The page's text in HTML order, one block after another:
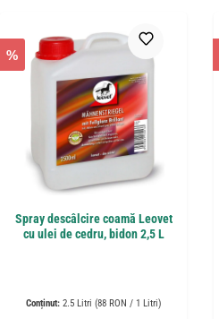
%
Spray descâlcire coamă Leovet
cu ulei de cedru, bidon 2,5 L
Conținut: 2.5 Litri (88 RON / 1 Litri)